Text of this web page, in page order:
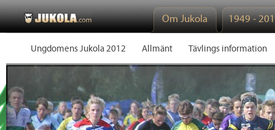
Om Jukola 1949 -
Ungdomens Jukola 2012 Allmänt Tävlings information